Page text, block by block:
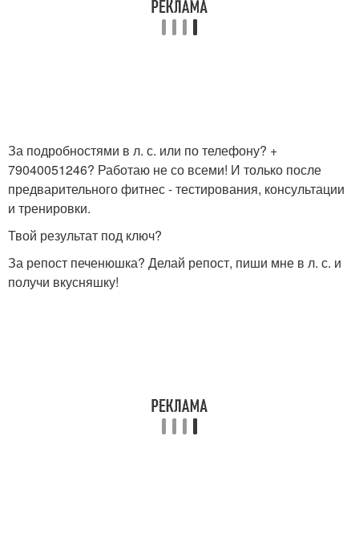
За подробностями в л. с. или по телефону? +
79040051246? Работаю не со всеми! И только после
предварительного фитнес - тестирования, консультации
и тренировки.
Твой результат под ключ?
За репост печенюшка? Делай репост, пиши мне в л. с. и
получи вкусняшку!